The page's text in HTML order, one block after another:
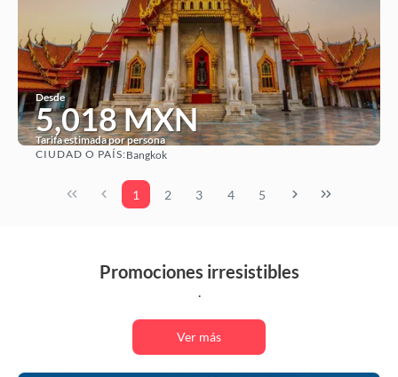
Desde
5,018 MXN
Tarifa estimada por persona
CIUDAD O PAÍS:Bangkok
1 2 3 4 5
Promociones irresistibles
.
Ver más